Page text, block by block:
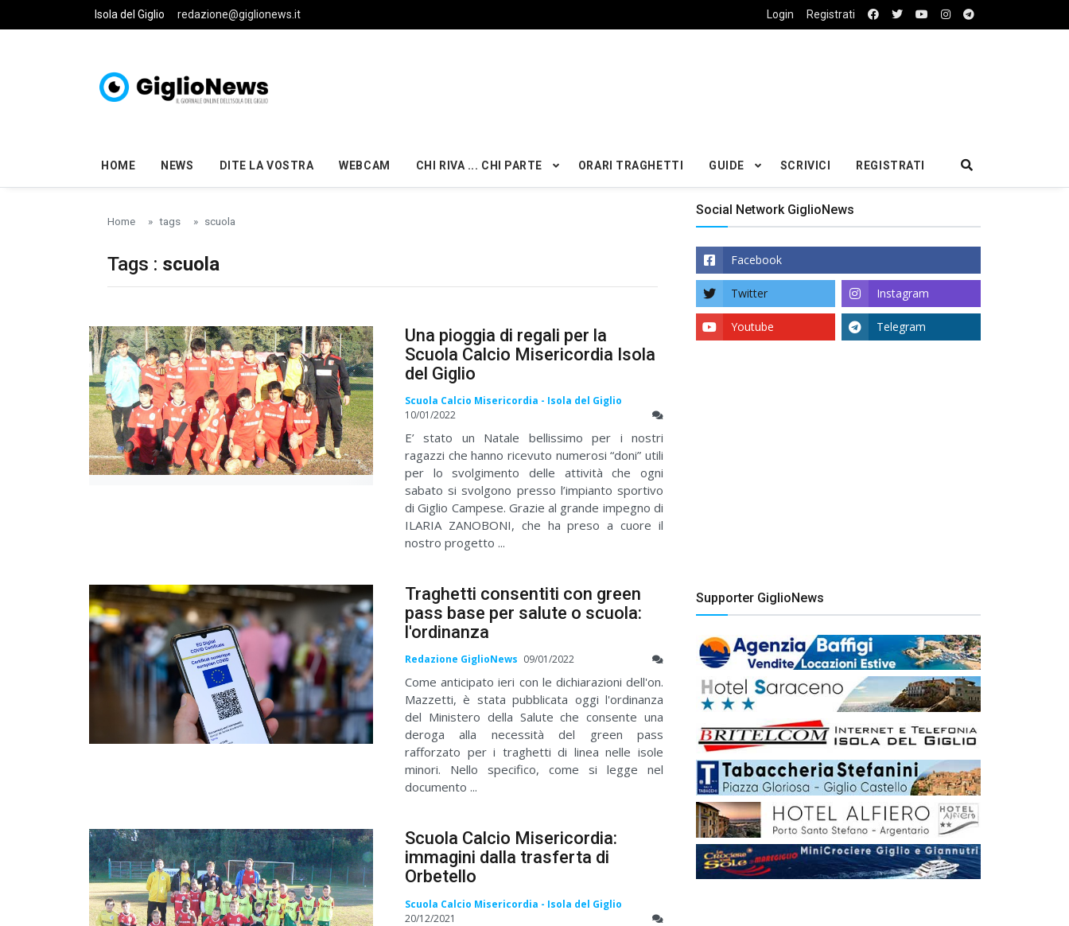
Skip to main content
Isola del Giglio redazione@giglionews.it Login Registrati
HOME NEWS DITE LA VOSTRA WEBCAM CHI RIVA ... CHI PARTE ORARI TRAGHETTI GUIDE SCRIVICI REGISTRATI
Home tags scuola
Tags : scuola
Una pioggia di regali per la
Scuola Calcio Misericordia Isola
del Giglio
Scuola Calcio Misericordia - Isola del Giglio
10/01/2022
E’ stato un Natale bellissimo per i nostri
ragazzi che hanno ricevuto numerosi “doni” utili
per lo svolgimento delle attività che ogni
sabato si svolgono presso l’impianto sportivo
di Giglio Campese. Grazie al grande impegno di
ILARIA ZANOBONI, che ha preso a cuore il
nostro progetto ...
Traghetti consentiti con green
pass base per salute o scuola:
l'ordinanza
Redazione GiglioNews 09/01/2022
Come anticipato ieri con le dichiarazioni dell'on.
Mazzetti, è stata pubblicata oggi l'ordinanza
del Ministero della Salute che consente una
deroga alla necessità del green pass
rafforzato per i traghetti di linea nelle isole
minori. Nello specifico, come si legge nel
documento ...
Scuola Calcio Misericordia:
immagini dalla trasferta di
Orbetello
Scuola Calcio Misericordia - Isola del Giglio
20/12/2021
Social Network GiglioNews
Facebook
Twitter Instagram
Youtube Telegram
Supporter GiglioNews